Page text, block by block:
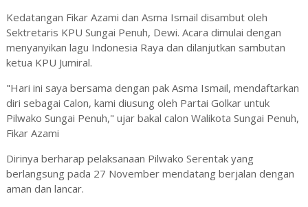
Kedatangan Fikar Azami dan Asma Ismail disambut oleh
Sektretaris KPU Sungai Penuh, Dewi. Acara dimulai dengan
menyanyikan lagu Indonesia Raya dan dilanjutkan sambutan
ketua KPU Jumiral.
"Hari ini saya bersama dengan pak Asma Ismail, mendaftarkan
diri sebagai Calon, kami diusung oleh Partai Golkar untuk
Pilwako Sungai Penuh," ujar bakal calon Walikota Sungai Penuh,
Fikar Azami
Dirinya berharap pelaksanaan Pilwako Serentak yang
berlangsung pada 27 November mendatang berjalan dengan
aman dan lancar.